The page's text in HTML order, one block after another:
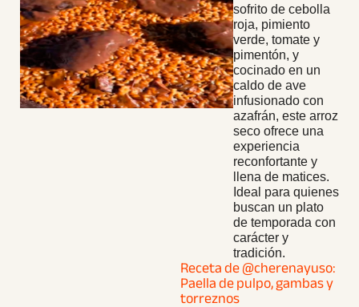
sofrito de cebolla
roja, pimiento
verde, tomate y
pimentón, y
cocinado en un
caldo de ave
infusionado con
azafrán, este arroz
seco ofrece una
experiencia
reconfortante y
llena de matices.
Ideal para quienes
buscan un plato
de temporada con
carácter y
tradición.
Receta de @cherenayuso:
Paella de pulpo, gambas y
torreznos